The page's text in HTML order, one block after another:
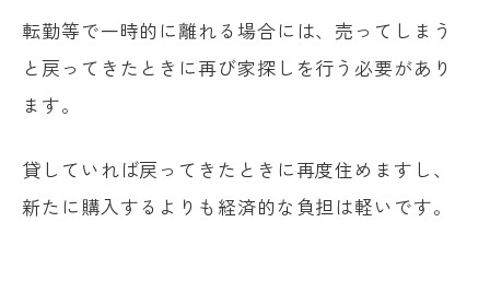
転勤等で一時的に離れる場合には、売ってしまう
と戻ってきたときに再び家探しを行う必要があり
ます。
貸していれば戻ってきたときに再度住めますし、
新たに購入するよりも経済的な負担は軽いです。